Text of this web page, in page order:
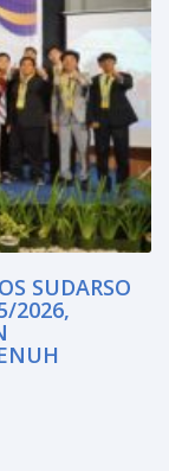
SUDARSO
2026,